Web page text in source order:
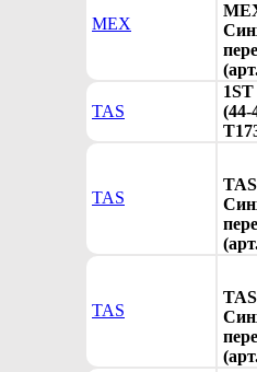
MEX
TAS
(44-
TAS
TAS